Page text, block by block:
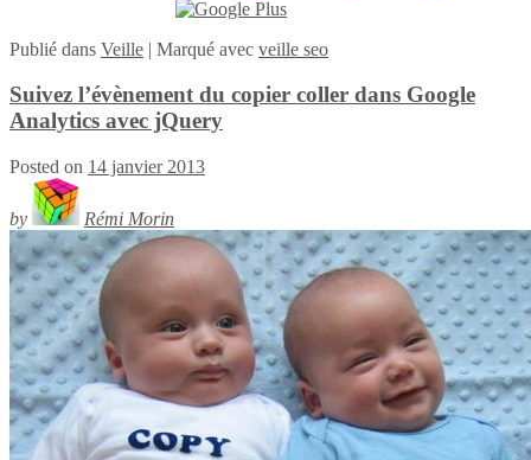
Publié dans Veille | Marqué avec veille seo
Suivez l’évènement du copier coller dans Google
Analytics avec jQuery
Posted on 14 janvier 2013
by Rémi Morin